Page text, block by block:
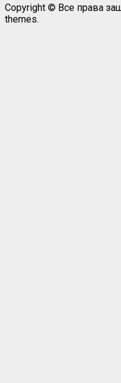
Copyright © Все права
themes.